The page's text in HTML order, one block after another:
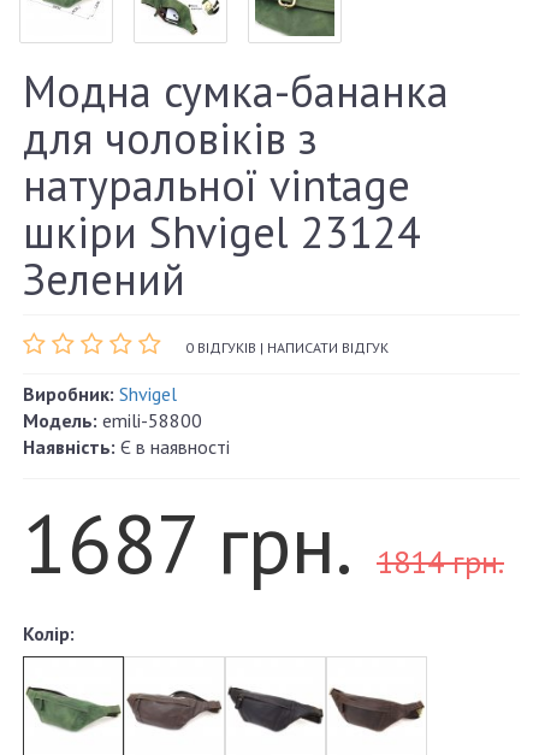
Модна сумка-бананка
для чоловіків з
натуральної vintage
шкіри Shvigel 23124
Зелений
0 ВІДГУКІВ | НАПИСАТИ ВІДГУК
Виробник: Shvigel
Модель: emili-58800
Наявність: Є в наявності
1687 грн. 1814 грн.
Колір: